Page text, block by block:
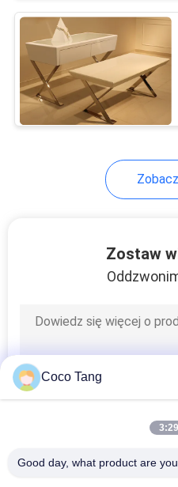
Półki na
Półki na
Regały
Zostaw
Coco Tang
Good day, what product are